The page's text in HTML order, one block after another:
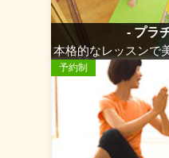
- プラ
本格的なレッスンで
予約制